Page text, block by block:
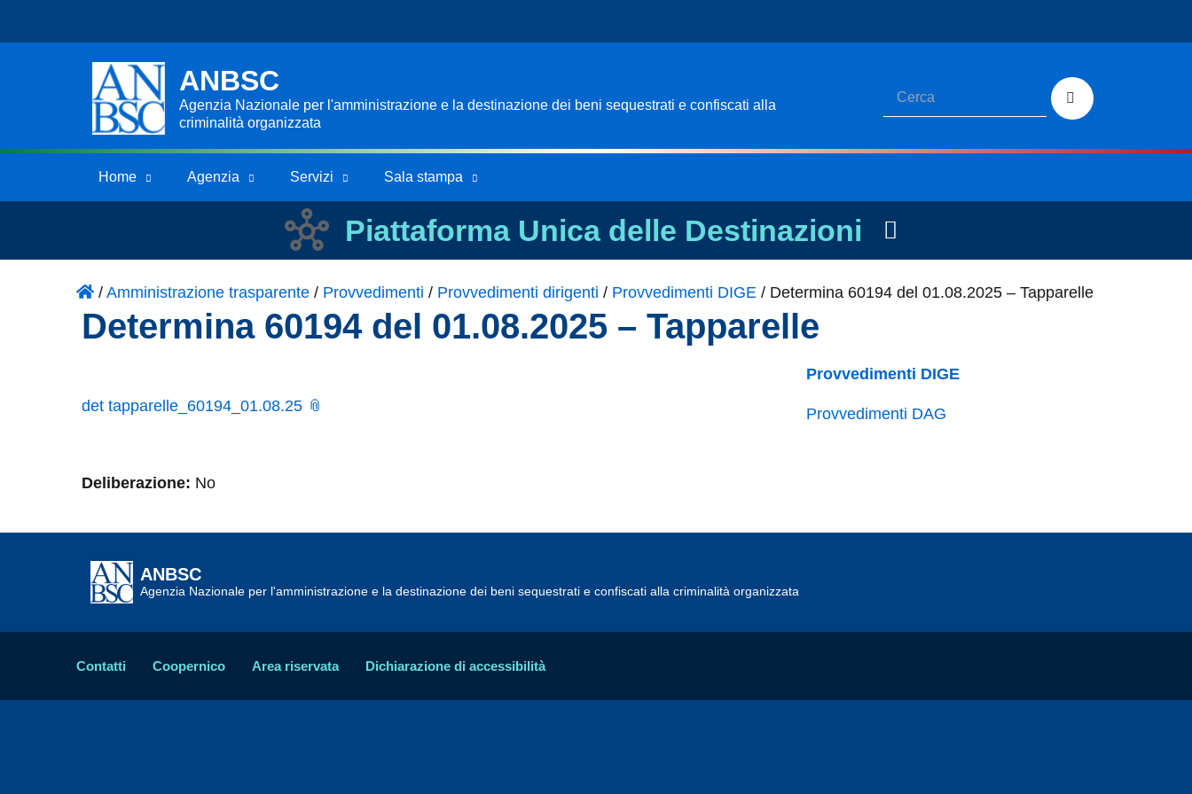
ANBSC
Agenzia Nazionale per l'amministrazione e la destinazione dei beni sequestrati e confiscati alla
criminalità organizzata
Home Agenzia Servizi Sala stampa
Piattaforma Unica delle Destinazioni
/Amministrazione trasparente / Provvedimenti / Provvedimenti dirigenti / Provvedimenti DIGE / Determina 60194 del 01.08.2025 – Tapparelle
Determina 60194 del 01.08.2025 – Tapparelle
det tapparelle_60194_01.08.25
Deliberazione: No
Provvedimenti DIGE
Provvedimenti DAG
ANBSC
Agenzia Nazionale per l'amministrazione e la destinazione dei beni sequestrati e confiscati alla criminalità organizzata
Contatti Coopernico Area riservata Dichiarazione di accessibilità